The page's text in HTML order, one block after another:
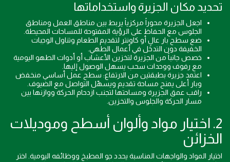
تحديد مكان الجزيرة واستخداماتها
اجعل الجزيرة محوراً مركزياً يربط بين مناطق العمل ومناطق
الجلوس مع الحفاظ على الرؤية المفتوحة للمساحات المحيطة.
ضع سطح بار عالٍ أو كاونتر لتقديم الطعام وتناول الوجبات
الخفيفة دون التدخل في أعمال الطهي.
خصص جانباً من الجزيرة لتخزين الأعشاب أو أدوات الطهو اليومية
مع رفوف ووحدات سحب يسهل الوصول إليها.
اعتمد جزيرة بطبقتين من الارتفاع: سطح عمل أساسي منخفض
وبار أعلى يمنح مساحة تقديم ويسهّل التواصل مع الضيوف.
راقب عمق الجزيرة ومساحتها لتجنب ازدحام الحركة ووازنها بين
مسار الحركة والجلوس والتخزين.
2. اختيار مواد وألوان أسطح وموديلات
الخزائن
اختيار المواد والواجهات المناسبة يحدد جو المطبخ ووظائفه اليومية. اختر